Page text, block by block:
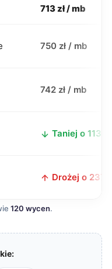
713 zł / mb
750 zł / mb
742 zł / mb
Taniej o 113 zł
Drożej o 237
120 wycen.